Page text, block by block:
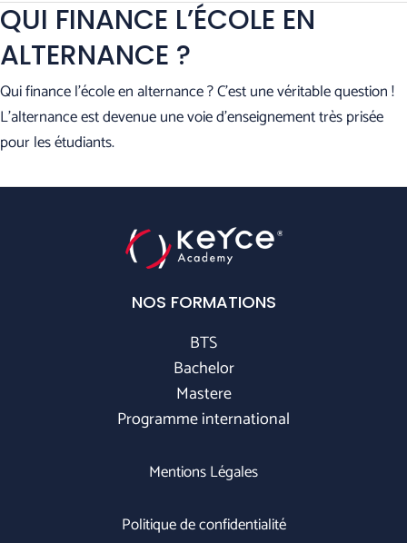
QUI FINANCE L’ÉCOLE EN
ALTERNANCE ?
Qui finance l’école en alternance ? C’est une véritable question !
L’alternance est devenue une voie d’enseignement très prisée
pour les étudiants.
NOS FORMATIONS
BTS
Bachelor
Mastere
Programme international
Mentions Légales
Politique de confidentialité